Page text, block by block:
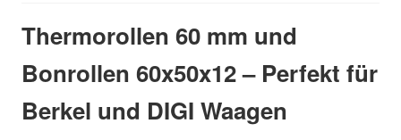
Thermorollen 60 mm und
Bonrollen 60x50x12 – Perfekt für
Berkel und DIGI Waagen